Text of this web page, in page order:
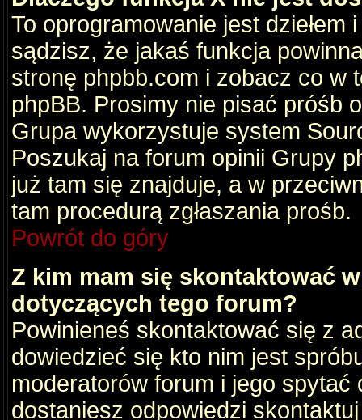
To oprogramowanie jest dziełem
sądzisz, że jakaś funkcja
stronę phpbb.com i zobacz co w
phpBB. Prosimy nie pisać próśb
Grupa wykorzystuje system
Poszukaj na forum opinii Grupy
już tam się znajduje, a w
tam procedurą zgłaszania prośb.
Powrót do góry
Z kim mam się skontaktować
dotyczących tego forum?
Powinieneś skontaktować się z
dowiedzieć się kto nim jest
moderatorów forum i jego
dostaniesz odpowiedzi